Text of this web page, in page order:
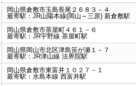
岡山県倉敷市玉島長尾２６８３－４
最寄駅： JR山陽本線(岡山～三原) 新倉敷駅
岡山県倉敷市茶屋町４６１－６
最寄駅： JR宇野線 茶屋町駅
岡山県岡山市北区津島笹が瀬１－７
最寄駅： JR津山線 法界院駅
岡山県倉敷市東富井１０２７－１
最寄駅： 水島本線 西富井駅